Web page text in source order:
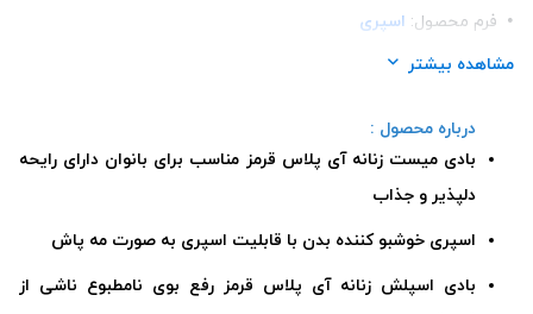
فرم محصول: اسپری
برند:آی پلاس (Iplus)
محل استعمال:بدن
تعداد در بسته:
نوع محفظه: شیشه اسپری دار
رده سنی: بزرگسالان
مشاهده بیشتر
درباره محصول :
بادی میست زنانه آی پلاس قرمز مناسب برای بانوان دارای رایحه
دلپذیر و جذاب
اسپری خوشبو کننده بدن با قابلیت اسپری به صورت مه پاش
بادی اسپلش زنانه آی پلاس قرمز رفع بوی نامطبوع ناشی از